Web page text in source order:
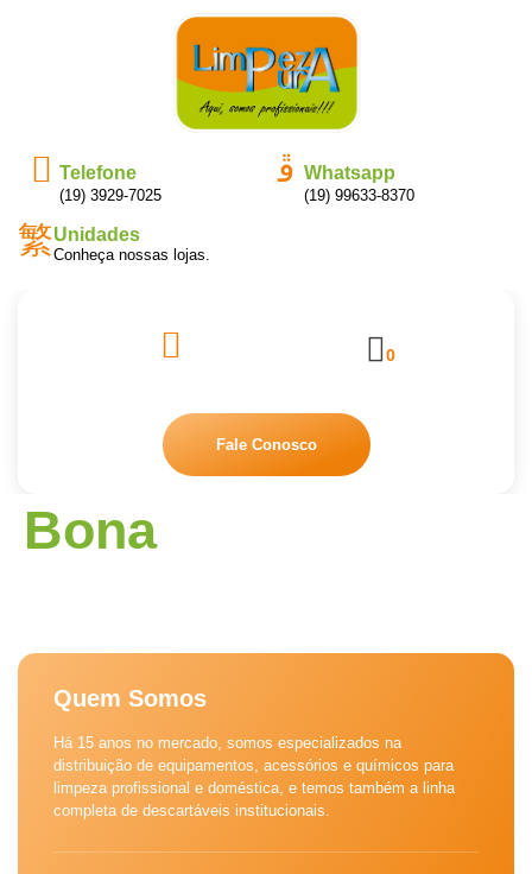
Telefone
(19) 3929-7025
Whatsapp
(19) 99633-8370
Unidades
Conheça nossas lojas.
0
Fale Conosco
Bona
Quem Somos
Há 15 anos no mercado, somos especializados na
distribuição de equipamentos, acessórios e químicos para
limpeza profissional e doméstica, e temos também a linha
completa de descartáveis institucionais.